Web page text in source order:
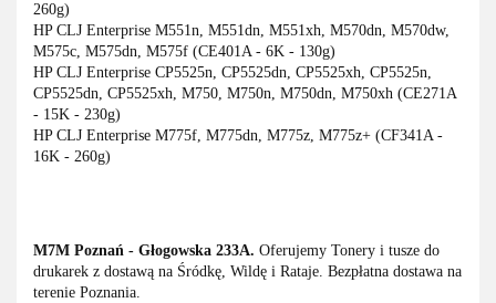
260g)
HP CLJ Enterprise M551n, M551dn, M551xh, M570dn, M570dw,
M575c, M575dn, M575f (CE401A - 6K - 130g)
HP CLJ Enterprise CP5525n, CP5525dn, CP5525xh, CP5525n,
CP5525dn, CP5525xh, M750, M750n, M750dn, M750xh (CE271A
- 15K - 230g)
HP CLJ Enterprise M775f, M775dn, M775z, M775z+ (CF341A -
16K - 260g)
M7M Poznań - Głogowska 233A. Oferujemy Tonery i tusze do
drukarek z dostawą na Śródkę, Wildę i Rataje. Bezpłatna dostawa na
terenie Poznania.